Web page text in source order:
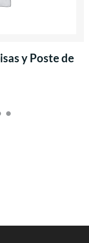
y Poste de